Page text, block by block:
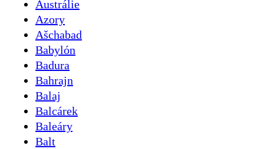
Austrálie
Azory
Ašchabad
Babylón
Badura
Bahrajn
Balaj
Balcárek
Baleáry
Balt